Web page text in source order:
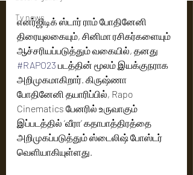
Tv news
எனர்ஜிடிக் ஸ்டார் ராம் போதினேனி
திரையுலகையும், சினிமா ரசிகர்களையும்
ஆச்சரியப்படுத்தும் வகையில், தனது
#RAPO23 படத்தின் மூலம் இயக்குநராக
அறிமுகமாகிறார். கிருஷ்ணா
போதினேனி தயாரிப்பில், Rapo
Cinematics பேனரில் உருவாகும்
இப்படத்தில் ‘வீரா’ கதாபாத்திரத்தை
அறிமுகப்படுத்தும் ஸ்டைலிஷ் போஸ்டர்
வெளியாகியுள்ளது.